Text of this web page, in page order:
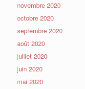
novembre 2020
octobre 2020
septembre 2020
août 2020
juillet 2020
juin 2020
mai 2020